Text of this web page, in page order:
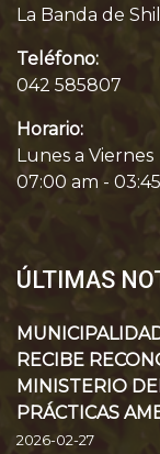
La Banda de
Teléfono:
042 585807
Horario:
Lunes a Viernes
07:00 am -
ÚLTIMAS
RECIBE
MINISTERIO
PRÁCTICAS
2026-02-27